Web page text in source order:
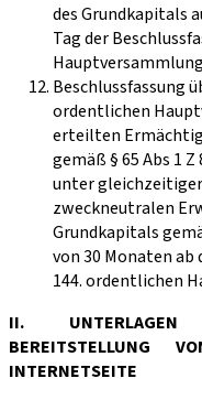
des Grundkapitals
Tag der
Hauptversammlung
Beschlussfassung
ordentlichen
erteilten
gemäß § 65 Abs 1
unter
zweckneutralen
Grundkapitals
von 30 Monaten ab
144. ordentlichen
II. UNTERLAGEN
BEREITSTELLUNG
INTERNETSEITE